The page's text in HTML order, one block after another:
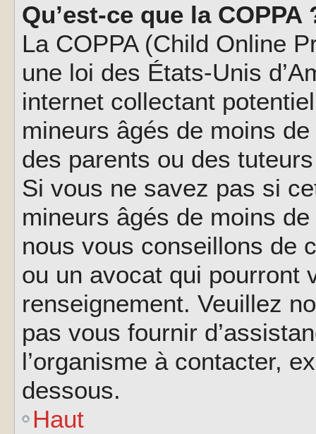
Qu’est-ce que la COPPA
La COPPA (Child Online
une loi des États-Unis
internet collectant
mineurs âgés de moins
des parents ou des
Si vous ne savez pas si
mineurs âgés de moins
nous vous conseillons de
ou un avocat qui pourront
renseignement. Veuillez
pas vous fournir
l’organisme à contacter,
dessous.
Haut